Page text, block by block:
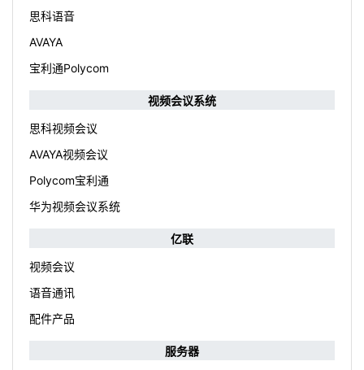
思科语音
AVAYA
宝利通Polycom
视频会议系统
思科视频会议
AVAYA视频会议
Polycom宝利通
华为视频会议系统
亿联
视频会议
语音通讯
配件产品
服务器